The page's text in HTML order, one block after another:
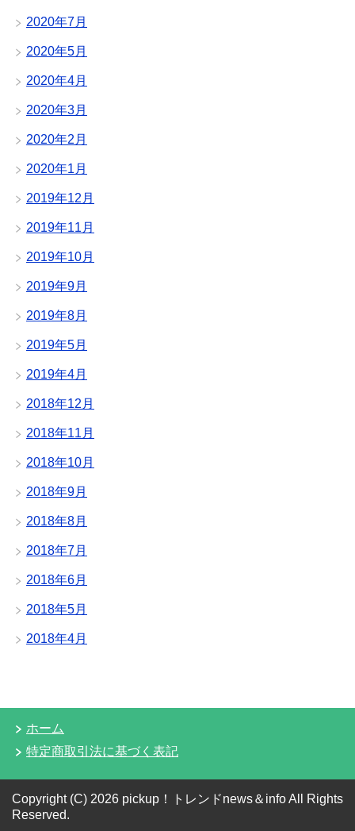
2020年7月
2020年5月
2020年4月
2020年3月
2020年2月
2020年1月
2019年12月
2019年11月
2019年10月
2019年9月
2019年8月
2019年5月
2019年4月
2018年12月
2018年11月
2018年10月
2018年9月
2018年8月
2018年7月
2018年6月
2018年5月
2018年4月
ホーム
特定商取引法に基づく表記
Copyright (C) 2026 pickup！トレンドnews＆infoAll Rights
Reserved.